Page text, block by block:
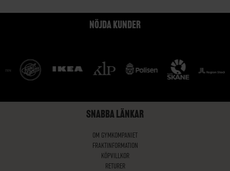
NÖJDA KUNDER
SNABBA LÄNKAR
OM GYMKOMPANIET
FRAKTINFORMATION
KÖPVILLKOR
RETURER